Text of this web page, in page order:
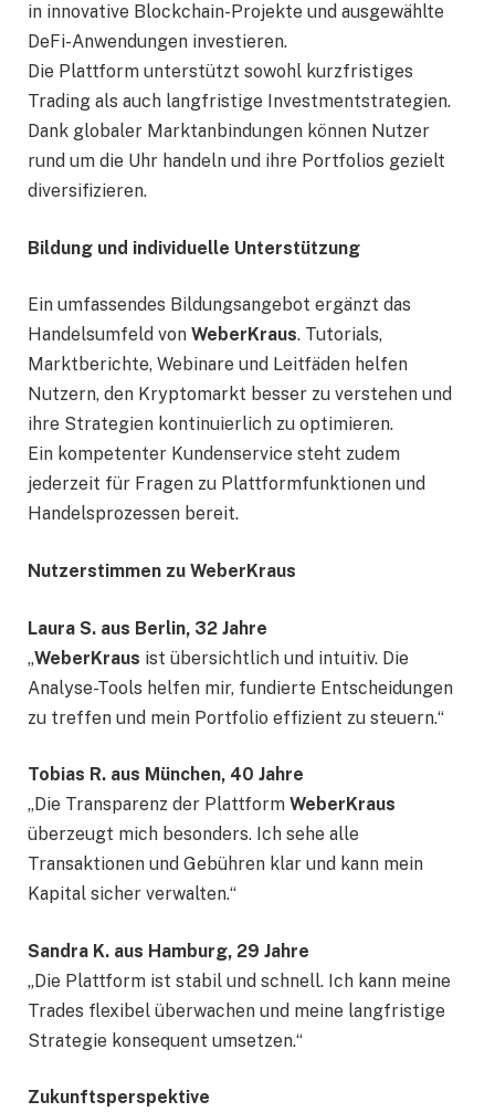
in innovative Blockchain-Projekte und ausgewählte
DeFi-Anwendungen investieren.
Die Plattform unterstützt sowohl kurzfristiges
Trading als auch langfristige Investmentstrategien.
Dank globaler Marktanbindungen können Nutzer
rund um die Uhr handeln und ihre Portfolios gezielt
diversifizieren.
Bildung und individuelle Unterstützung
Ein umfassendes Bildungsangebot ergänzt das
Handelsumfeld von WeberKraus. Tutorials,
Marktberichte, Webinare und Leitfäden helfen
Nutzern, den Kryptomarkt besser zu verstehen und
ihre Strategien kontinuierlich zu optimieren.
Ein kompetenter Kundenservice steht zudem
jederzeit für Fragen zu Plattformfunktionen und
Handelsprozessen bereit.
Nutzerstimmen zu WeberKraus
Laura S. aus Berlin, 32 Jahre
„WeberKraus ist übersichtlich und intuitiv. Die
Analyse-Tools helfen mir, fundierte Entscheidungen
zu treffen und mein Portfolio effizient zu steuern.“
Tobias R. aus München, 40 Jahre
„Die Transparenz der Plattform WeberKraus
überzeugt mich besonders. Ich sehe alle
Transaktionen und Gebühren klar und kann mein
Kapital sicher verwalten.“
Sandra K. aus Hamburg, 29 Jahre
„Die Plattform ist stabil und schnell. Ich kann meine
Trades flexibel überwachen und meine langfristige
Strategie konsequent umsetzen.“
Zukunftsperspektive